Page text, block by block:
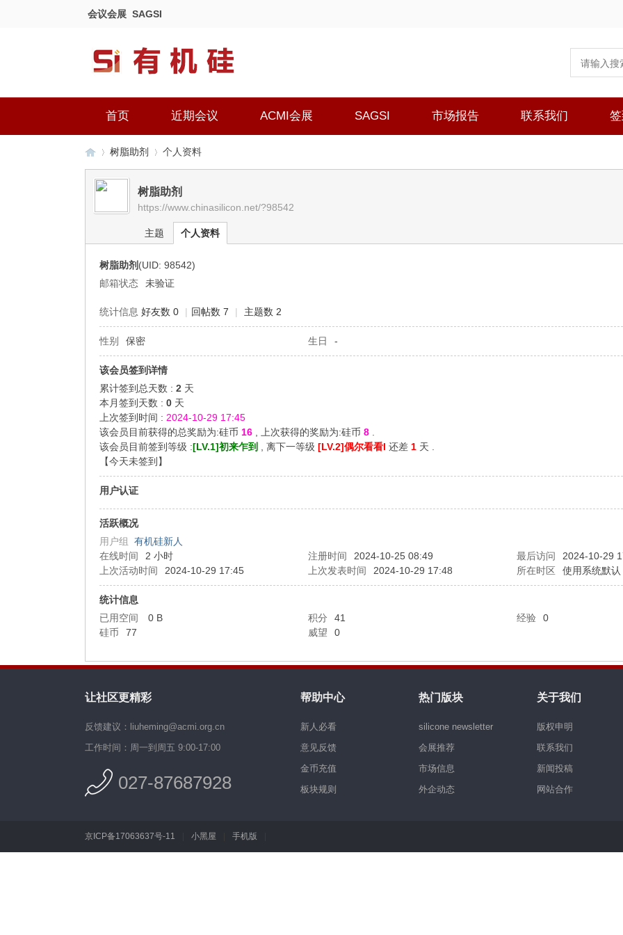
会议会展 SAGSI
首页 近期会议 ACMI会展 SAGSI 市场报告 联系我们
有›
树脂助剂
›
个人资料
树脂助剂
https://www.chinasilicon.net/?98542
主题 个人资料
树脂助剂 (UID: 98542)
邮箱状态
未验证
统计信息 好友数 0 | 回帖数 7 | 主题数 2
性别 保密 生日 -
该会员签到详情
累计签到总天数 : 2 天
本月签到天数 : 0 天
上次签到时间 : 2024-10-29 17:45
该会员目前获得的总奖励为:硅币 16 , 上次获得的奖励为:硅币 8
该会员目前签到等级 :[LV.1]初来乍到 , 离下一等级 [LV.2]偶尔看看I 还差 1 天 .
【今天未签到 】
用户认证
活跃概况
用户组 有机硅新人
在线时间
2 小时 注册时间 2024-10-25 08:49 最后访问
2024-10-29
上次活动时间
2024-10-29 17:45 上次发表时间 2024-10-29 17:48 所在时区 使用系统默认
统计信息
已用空间
0 B 积分 41 经验
0
硅币
77 威望 0
让社区更精彩
反馈建议：liuheming@acmi.org.cn
工作时间：周一到周五 9:00-17:00
027-87687928
帮助中心
新人必看
意见反馈
金币充值
板块规则
热门版块
silicone newsletter
会展推荐
市场信息
外企动态
关于我们
版权申明
联系我们
新闻投稿
网站合作
京ICP备17063637号-11 小黑屋 手机版